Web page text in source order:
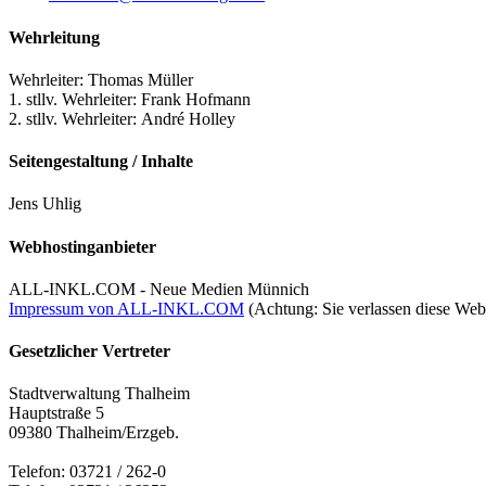
Wehrleitung
Wehrleiter: Thomas Müller
1. stllv. Wehrleiter: Frank Hofmann
2. stllv. Wehrleiter: André Holley
Seitengestaltung / Inhalte
Jens Uhlig
Webhostinganbieter
ALL-INKL.COM - Neue Medien Münnich
Impressum von ALL-INKL.COM (Achtung: Sie verlassen diese
Gesetzlicher Vertreter
Stadtverwaltung Thalheim
Hauptstraße 5
09380 Thalheim/Erzgeb.
Telefon: 03721 / 262-0